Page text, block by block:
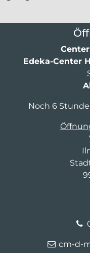
Edeka-Center
Noch 6
cm-d-